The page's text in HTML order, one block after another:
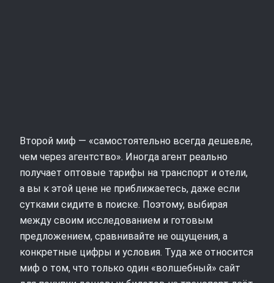
Второй миф — «самостоятельно всегда дешевле,
чем через агентство». Иногда агент реально
получает оптовые тарифы на транспорт и отели,
а вы к этой цене не приближаетесь, даже если
сутками сидите в поиске. Поэтому, выбирая
между своим исследованием и готовым
предложением, сравнивайте не ощущения, а
конкретные цифры и условия. Туда же относится
миф о том, что только один «волшебный» сайт